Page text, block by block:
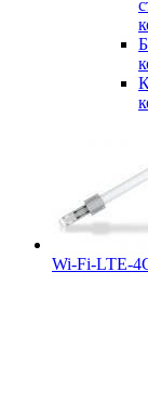
Wi-Fi-LTE-